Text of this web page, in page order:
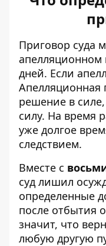
Приговор суда
апелляционном
дней. Если
Апелляционная
решение в
силу. На время
уже долгое
следствием.
Вместе с
суд лишил
определенные
после отбытия
значит, что
любую другую